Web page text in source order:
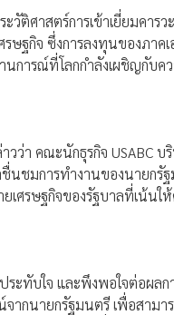
ติศาสตร์การเข้าเยี่ยมคาร
ษฐกิจ ซึ่งการลงทุนของภา
นการณ์ที่โลกกำลังเผชิญกับค
วว่า คณะนักธุรกิจ
นชมการทำงานของนายก
เศรษฐกิจของรัฐบาลที่เน้น
ะทับใจ และพึงพอใจต่อผลก
ากนายกรัฐมนตรี เพื่อสามา